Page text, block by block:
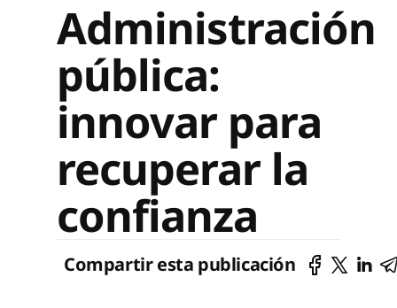
Administración
pública:
innovar para
recuperar la
confianza
Compartir esta publicación